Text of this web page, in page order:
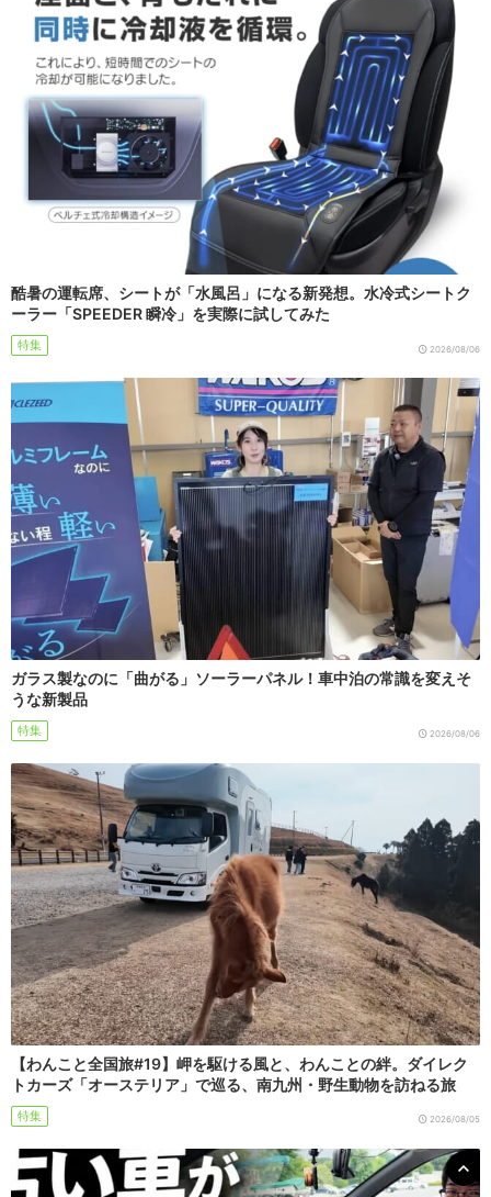
酷暑の運転席、シートが「水風呂」になる新発想。水冷式シートク
ーラー「SPEEDER 瞬冷」を実際に試してみた
特集 2026/08/06
ガラス製なのに「曲がる」ソーラーパネル！車中泊の常識を変えそ
うな新製品
特集 2026/08/06
【わんこと全国旅#19】岬を駆ける風と、わんことの絆。ダイレク
トカーズ「オーステリア」で巡る、南九州・野生動物を訪ねる旅
特集 2026/08/05